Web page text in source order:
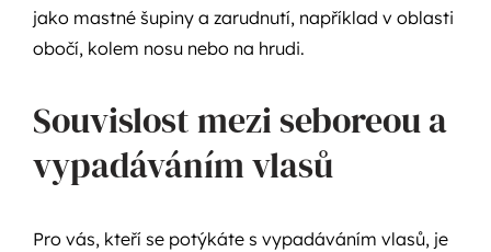
jako mastné šupiny a zarudnutí, například v oblasti
obočí, kolem nosu nebo na hrudi.
Souvislost mezi seboreou a
vypadáváním vlasů
Pro vás, kteří se potýkáte s vypadáváním vlasů, je